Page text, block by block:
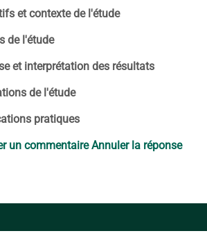
et contexte de l'étude
de l'étude
et interprétation des résultats
de l'étude
pratiques
un commentaire Annuler la réponse